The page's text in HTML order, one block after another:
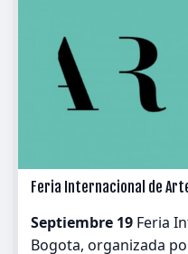
Feria Internacional de
Septiembre 19 Feria
Bogota, organizada